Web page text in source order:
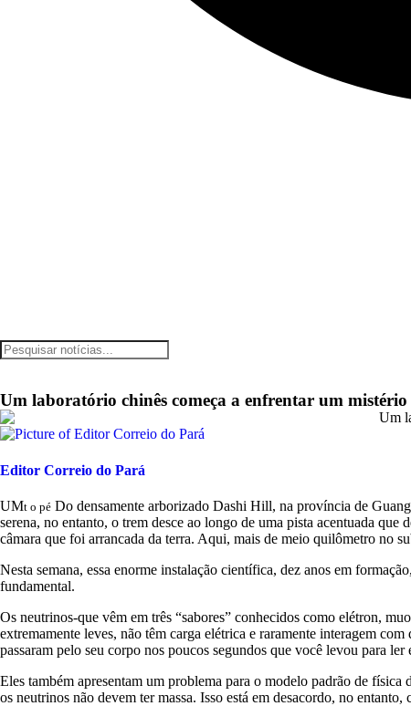
Um laboratório chinês começa a enfrentar um
Editor Correio do Pará
UMt o pé Do densamente arborizado Dashi Hill, na província de
serena, no entanto, o trem desce ao longo de uma pista acentuada
câmara que foi arrancada da terra. Aqui, mais de meio quilômetro no
Nesta semana, essa enorme instalação científica, dez anos em
fundamental.
Os neutrinos-que vêm em três “sabores” conhecidos como elétron,
extremamente leves, não têm carga elétrica e raramente interagem
passaram pelo seu corpo nos poucos segundos que você levou para ler
Eles também apresentam um problema para o modelo padrão de
os neutrinos não devem ter massa. Isso está em desacordo, no